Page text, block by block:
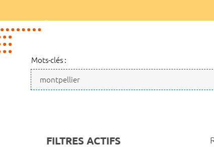
Mots-clés :
FILTRES ACTIFS